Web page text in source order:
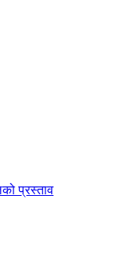
प्रस्ताव